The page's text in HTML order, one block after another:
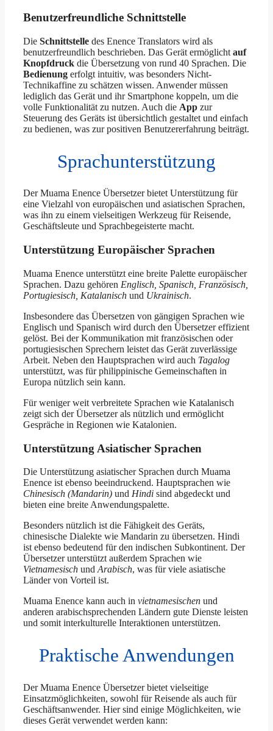
Benutzerfreundliche Schnittstelle
Die Schnittstelle des Enence Translators wird als
benutzerfreundlich beschrieben. Das Gerät ermöglicht auf
Knopfdruck die Übersetzung von rund 40 Sprachen. Die
Bedienung erfolgt intuitiv, was besonders Nicht-
Technikaffine zu schätzen wissen. Anwender müssen
lediglich das Gerät und ihr Smartphone koppeln, um die
volle Funktionalität zu nutzen. Auch die App zur
Steuerung des Geräts ist übersichtlich gestaltet und einfach
zu bedienen, was zur positiven Benutzererfahrung beiträgt.
Sprachunterstützung
Der Muama Enence Übersetzer bietet Unterstützung für
eine Vielzahl von europäischen und asiatischen Sprachen,
was ihn zu einem vielseitigen Werkzeug für Reisende,
Geschäftsleute und Sprachbegeisterte macht.
Unterstützung Europäischer Sprachen
Muama Enence unterstützt eine breite Palette europäischer
Sprachen. Dazu gehören Englisch, Spanisch, Französisch,
Portugiesisch, Katalanisch und Ukrainisch.
Insbesondere das Übersetzen von gängigen Sprachen wie
Englisch und Spanisch wird durch den Übersetzer effizient
gelöst. Bei der Kommunikation mit französischen oder
portugiesischen Sprechern leistet das Gerät zuverlässige
Arbeit. Neben den Hauptsprachen wird auch Tagalog
unterstützt, was für philippinische Gemeinschaften in
Europa nützlich sein kann.
Für weniger weit verbreitete Sprachen wie Katalanisch
zeigt sich der Übersetzer als nützlich und ermöglicht
Gespräche in Regionen wie Katalonien.
Unterstützung Asiatischer Sprachen
Die Unterstützung asiatischer Sprachen durch Muama
Enence ist ebenso beeindruckend. Hauptsprachen wie
Chinesisch (Mandarin) und Hindi sind abgedeckt und
bieten eine breite Anwendungspalette.
Besonders nützlich ist die Fähigkeit des Geräts,
chinesische Dialekte wie Mandarin zu übersetzen. Hindi
ist ebenso bedeutend für den indischen Subkontinent. Der
Übersetzer unterstützt außerdem Sprachen wie
Vietnamesisch und Arabisch, was für viele asiatische
Länder von Vorteil ist.
Muama Enence kann auch in vietnamesischen und
anderen arabischsprechenden Ländern gute Dienste leisten
und somit interkulturelle Interaktionen unterstützen.
Praktische Anwendungen
Der Muama Enence Übersetzer bietet vielseitige
Einsatzmöglichkeiten, sowohl für Reisende als auch für
Geschäftsanwender. Hier sind einige Möglichkeiten, wie
dieses Gerät verwendet werden kann: